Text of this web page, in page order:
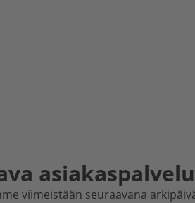
asiakaspalvelu
viimeistään seuraavana